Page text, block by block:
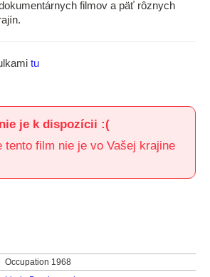
filmov a päť rôznych
tu
je k dispozícii :(
tento film nie je vo Vašej krajine
Occupation 1968